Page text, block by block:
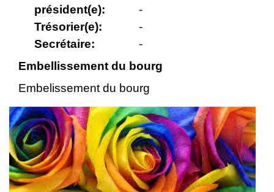
président(e):
Trésorier(e):
Secrétaire:
-
-
-
Embellissement du bourg
Embelissement du bourg